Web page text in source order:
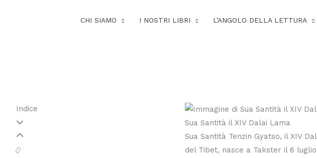
CHI SIAMO I NOSTRI LIBRI L’ANGOLO DELLA LETTURA
Indice
Sua Santità il XIV Dalai Lama
Sua Santità Tenzin Gyatso, il XIV
del Tibet, nasce a Takster il 6 luglio